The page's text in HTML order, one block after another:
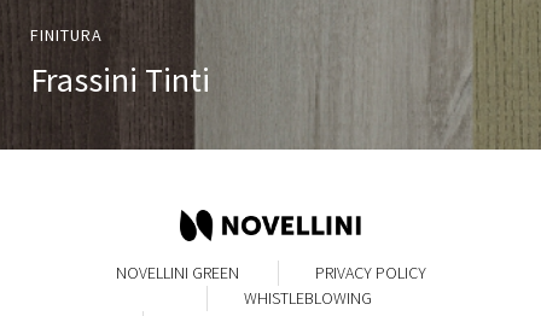
Frassini Tinti
FINITURA
NOVELLINI GREEN
PRIVACY POLICY
WHISTLEBLOWING